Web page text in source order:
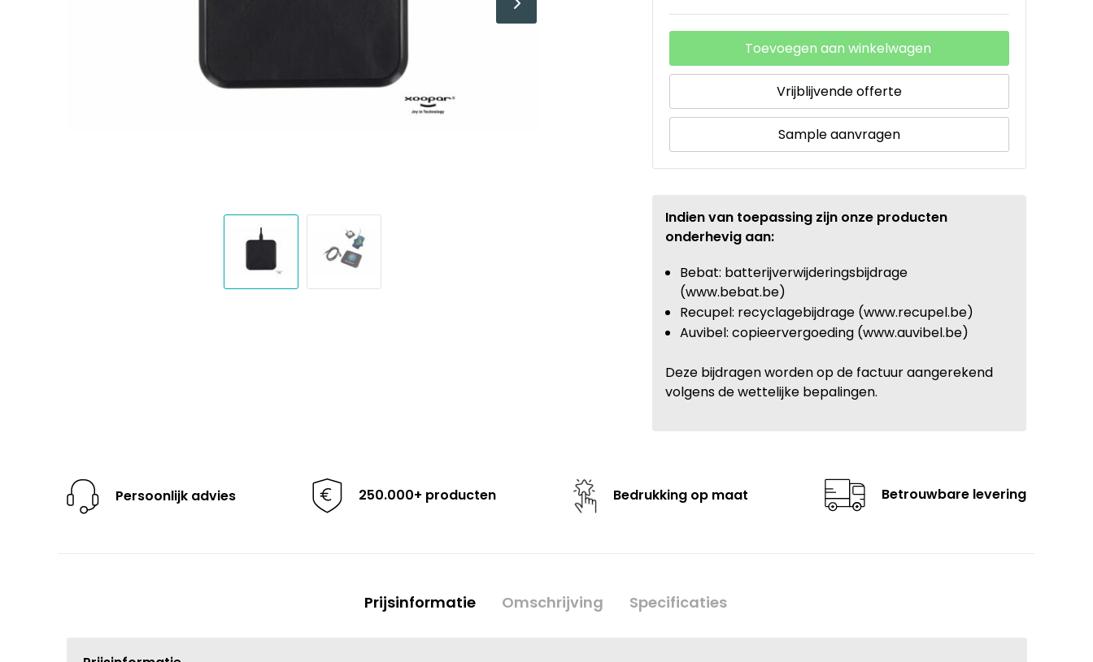
Toevoegen aan winkelwagen
Vrijblijvende offerte
Sample aanvragen
Indien van toepassing zijn onze producten
onderhevig aan:
Bebat: batterijverwijderingsbijdrage
(www.bebat.be)
Recupel: recyclagebijdrage (www.recupel.be)
Auvibel: copieervergoeding (www.auvibel.be)
Deze bijdragen worden op de factuur aangerekend
volgens de wettelijke bepalingen.
Persoonlijk advies 250.000+ producten Bedrukking op maat Betrouwbare levering
Prijsinformatie Omschrijving Specificaties